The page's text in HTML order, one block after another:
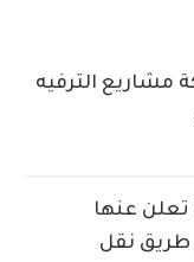
مشاريع الترفيه
تعلن عنها
طريق نقل